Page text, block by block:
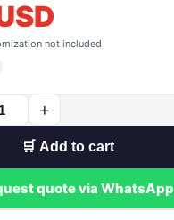
not included
+
🛒 Add to cart
quote via WhatsApp